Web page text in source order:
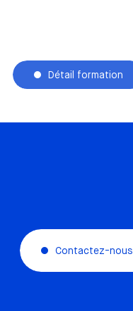
Détail formation
Contactez-nous